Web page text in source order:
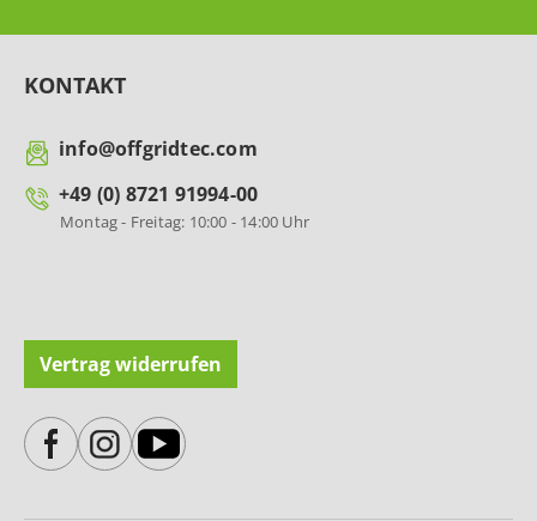
KONTAKT
info@offgridtec.com
+49 (0) 8721 91994-00
Montag - Freitag: 10:00 - 14:00 Uhr
Vertrag widerrufen